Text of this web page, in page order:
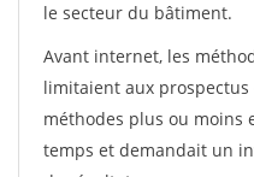
le secteur du bâtiment.
Avant internet, les
limitaient aux
méthodes plus ou moins
temps et demandait un